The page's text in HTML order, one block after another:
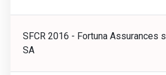
SFCR 2016 - Fortuna Assurances
SA